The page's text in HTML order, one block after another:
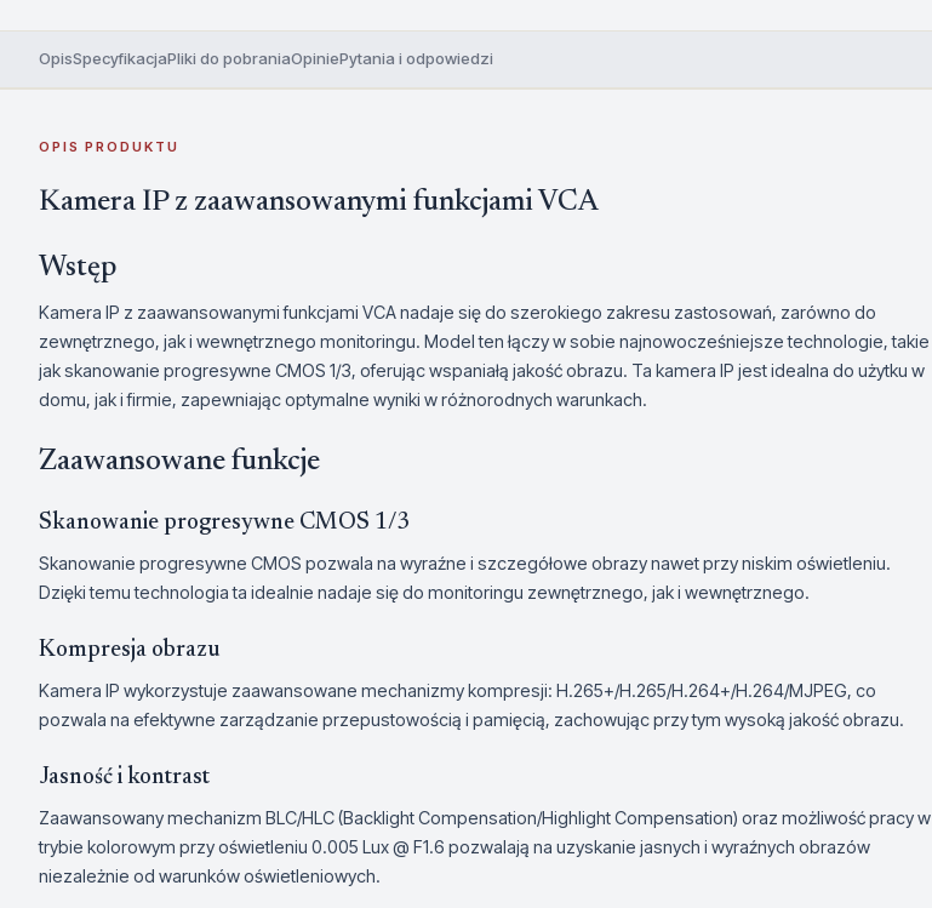
OpisSpecyfikacjaPliki do pobraniaOpiniePytania i odpowiedzi
OPIS PRODUKTU
Kamera IP z zaawansowanymi funkcjami VCA
Wstęp
Kamera IP z zaawansowanymi funkcjami VCA nadaje się do szerokiego zakresu zastosowań, zarówno do
zewnętrznego, jak i wewnętrznego monitoringu. Model ten łączy w sobie najnowocześniejsze technologie, takie
jak skanowanie progresywne CMOS 1/3, oferując wspaniałą jakość obrazu. Ta kamera IP jest idealna do użytku w
domu, jak i firmie, zapewniając optymalne wyniki w różnorodnych warunkach.
Zaawansowane funkcje
Skanowanie progresywne CMOS 1/3
Skanowanie progresywne CMOS pozwala na wyraźne i szczegółowe obrazy nawet przy niskim oświetleniu.
Dzięki temu technologia ta idealnie nadaje się do monitoringu zewnętrznego, jak i wewnętrznego.
Kompresja obrazu
Kamera IP wykorzystuje zaawansowane mechanizmy kompresji: H.265+/H.265/H.264+/H.264/MJPEG, co
pozwala na efektywne zarządzanie przepustowością i pamięcią, zachowując przy tym wysoką jakość obrazu.
Jasność i kontrast
Zaawansowany mechanizm BLC/HLC (Backlight Compensation/Highlight Compensation) oraz możliwość pracy w
trybie kolorowym przy oświetleniu 0.005 Lux @ F1.6 pozwalają na uzyskanie jasnych i wyraźnych obrazów
niezależnie od warunków oświetleniowych.